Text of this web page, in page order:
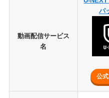
動画配信サービス
名
パ
公